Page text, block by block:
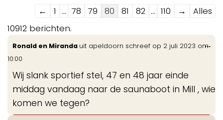
Navigatie
door
de
gastenboek-
← 1 ... 78 79 80 81 82 ... 110 →
Alles
10912 berichten.
Ronald en Miranda uit apeldoorn schreef op 2 juli 2023 om
10:00
Wij slank sportief stel, 47 en 48 jaar einde
middag vandaag naar de saunaboot in Mill , wie
komen we tegen?
...